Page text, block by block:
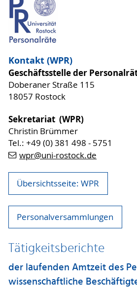
Kontakt (WPR)
Geschäftsstelle der
Doberaner Straße 115
18057 Rostock
Sekretariat (WPR)
Christin Brümmer
Tel.: +49 (0) 381 498 - 5751
wpr@uni-rostock.de
Übersichtsseite: WPR
Personalversammlungen
Tätigkeitsberichte
der laufenden Amtzeit des
wissenschaftliche